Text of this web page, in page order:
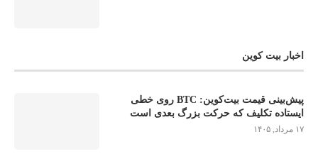
اخبار بیت کوین
پیش‌بینی قیمت بیت‌کوین: BTC روی خطی
ایستاده تکلیف که حرکت بزرگ بعدی است
۱۷ مرداد, ۱۴۰۵